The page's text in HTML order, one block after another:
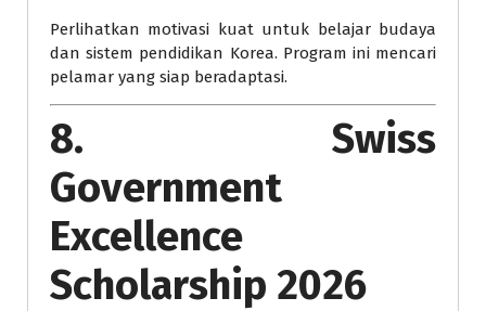
Perlihatkan motivasi kuat untuk belajar budaya
dan sistem pendidikan Korea. Program ini mencari
pelamar yang siap beradaptasi.
8. Swiss
Government
Excellence
Scholarship 2026